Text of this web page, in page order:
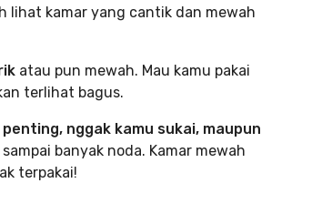
lihat kamar yang cantik dan mewah
atau pun mewah. Mau kamu pakai
terlihat bagus.
nggak kamu sukai, maupun
banyak noda. Kamar mewah
terpakai!